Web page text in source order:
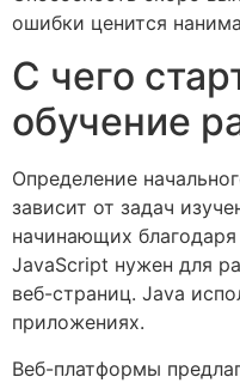
ошибки ценится
С чего
обучение
Определение
зависит от задач
начинающих
JavaScript нужен для
веб-страниц. Java
приложениях.
Веб-платформы